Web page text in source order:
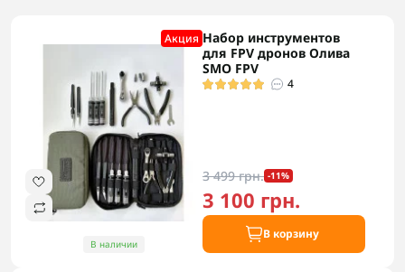
Акция
В наличии
Набор инструментов
для FPV дронов Олива
SMO FPV
4
3 499 грн. -11%
3 100 грн.
В корзину